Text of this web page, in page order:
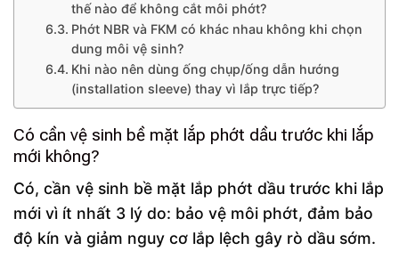
thế nào để không cắt môi phớt?
Phớt NBR và FKM có khác nhau không khi chọn
dung môi vệ sinh?
Khi nào nên dùng ống chụp/ống dẫn hướng
(installation sleeve) thay vì lắp trực tiếp?
Có cần vệ sinh bề mặt lắp phớt dầu trước khi lắp
mới không?
Có, cần vệ sinh bề mặt lắp phớt dầu trước khi lắp
mới vì ít nhất 3 lý do: bảo vệ môi phớt, đảm bảo
độ kín và giảm nguy cơ lắp lệch gây rò dầu sớm.